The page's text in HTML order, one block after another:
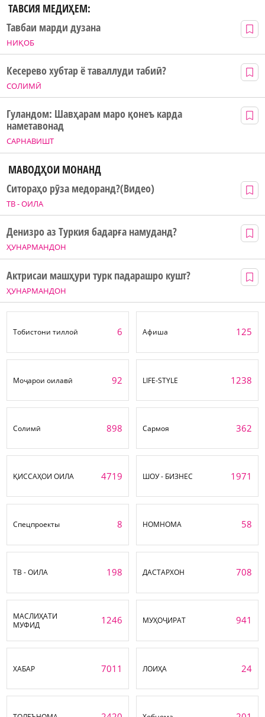
ТАВСИЯ МЕДИҲЕМ:
НИҚОБ
Тавбаи марди дузана
СОЛИМӢ
Кесерево хубтар ё таваллуди табиӣ?
САРНАВИШТ
Гуландом: Шавҳарам маро қонеъ карда
наметавонад
МАВОДҲОИ МОНАНД
ТВ - ОИЛА
Ситораҳо рӯза медоранд?(Видео)
ҲУНАРМАНДОН
Денизро аз Туркия бадарға намуданд?
ҲУНАРМАНДОН
Актрисаи машҳури турк падарашро кушт?
Тобистони тиллоӣ 6 Афиша 125
Моҷарои оилавӣ 92 LIFE-STYLE 1238
Солимӣ 898 Сармоя 362
ҚИССАҲОИ ОИЛА 4719 ШОУ - БИЗНЕС 1971
Спецпроекты 8 НОМНОМА 58
ТВ - ОИЛА 198 ДАСТАРХОН 708
МАСЛИҲАТИ
МУФИД
1246 МУҲОҶИРАТ 941
ХАБАР 7011 ЛОИҲА 24